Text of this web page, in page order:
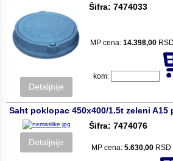
Detaljnije
Šifra: 7474033
MP cena: 14.398,00
kom:
Saht poklopac 450x400/1.5t zeleni A15
Detaljnije
Šifra: 7474076
MP cena: 5.630,00 RSD